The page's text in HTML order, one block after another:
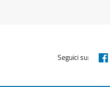
Seguici su: